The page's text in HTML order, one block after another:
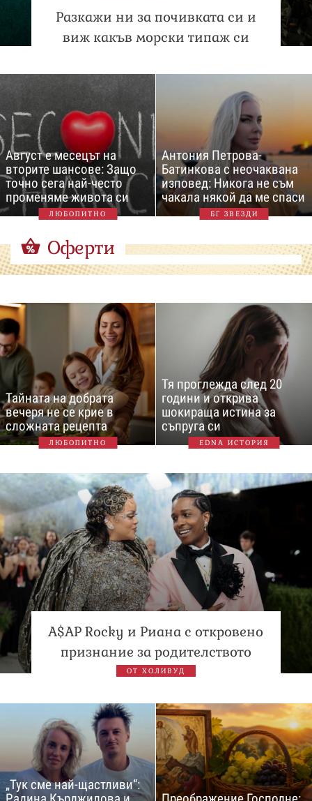
Разкажи ни за почивката си и
виж какъв морски типаж си
Август е месецът на
вторите шансове: Защо
точно сега най-често
променяме живота си
ЛЮБОПИТНО
Антония Петрова-
Батинкова с неочаквана
изповед: Никога не съм
чакала някой да ме спаси
БГ ЗВЕЗДИ
Оферти
Тайната на добрата
вечеря не се крие в
сложната рецепта
ЛЮБОПИТНО
Тя проглежда след 20
години и открива
шокираща истина за
съпруга си
EDNA ИСТОРИЯ
A$AP Rocky и Риана с откровено
признание за родителството
ОТ ХОЛИВУД
„Тук сме най-щастливи“: